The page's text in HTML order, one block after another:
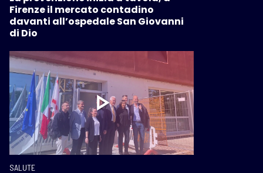
Firenze il mercato contadino
davanti all’ospedale San Giovanni
di Dio
SALUTE